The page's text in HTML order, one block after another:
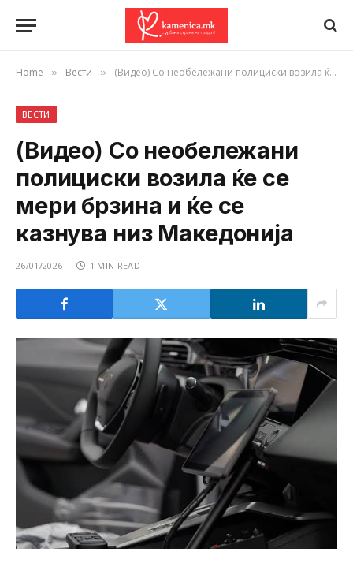
Home » Вести » (Видео) Со необележани полициски возила ќе се мери брзина и ќе се казнува низ Македонија
ВЕСТИ
(Видео) Со необележани
полициски возила ќе се
мери брзина и ќе се
казнува низ Македонија
26/01/2026 1 MIN READ